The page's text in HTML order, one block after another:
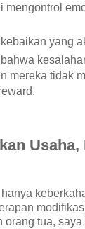
mengontrol
yang
mereka tidak
Usaha,
orang tua,